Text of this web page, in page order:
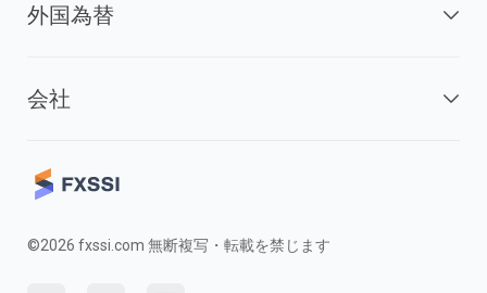
外国為替
会社
©2026 fxssi.com 無断複写・転載を禁じます